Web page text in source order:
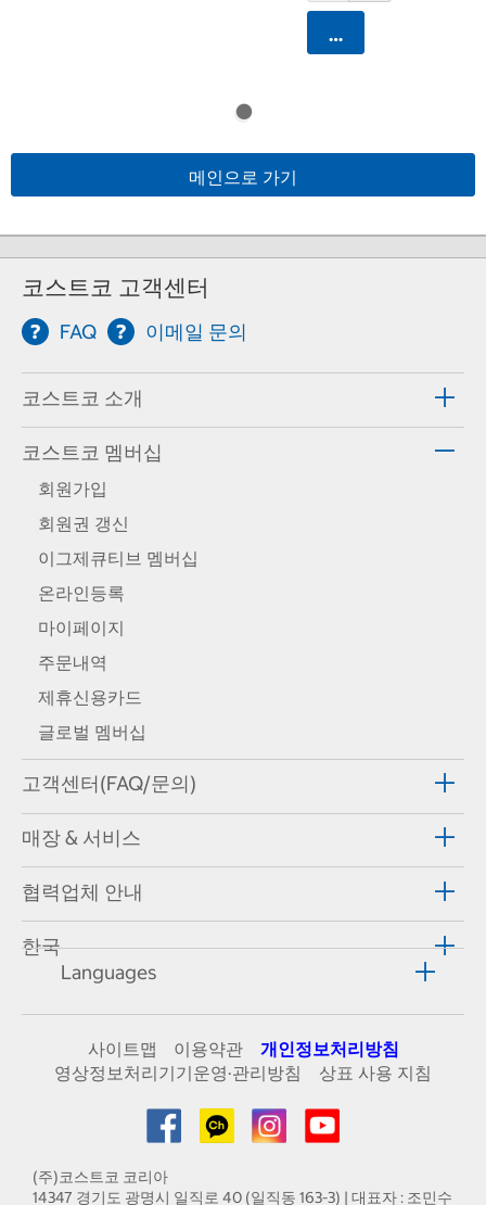
카트에 담기
메인으로 가기
코스트코 고객센터
FAQ 이메일 문의
코스트코 소개
코스트코 멤버십
회원가입
회원권 갱신
이그제큐티브 멤버십
온라인등록
마이페이지
주문내역
제휴신용카드
글로벌 멤버십
고객센터(FAQ/문의)
매장 & 서비스
협력업체 안내
한국
Languages
사이트맵 이용약관
개인정보처리방침
영상정보처리기기운영·관리방침
상표 사용 지침
(주)코스트코 코리아
14347 경기도 광명시 일직로 40 (일직동 163-3) | 대표자 : 조민수